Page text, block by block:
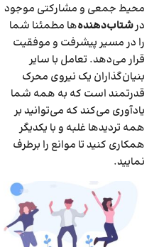
محیط جمعی و مشارکتی موجود
درشتاب‌دهنده‌ها مطمئنا شما
را در مسیر پیشرفت و موفقیت
قرار می‌دهد. تعامل با سایر
بنیان‌گذاران یک نیروی محرک
قدرتمند است که به همه شما
یادآوری می‌کند که می‌توانید بر
همه تردیدها غلبه و با یکدیگر
همکاری کنید تا موانع را برطرف
نمایید.